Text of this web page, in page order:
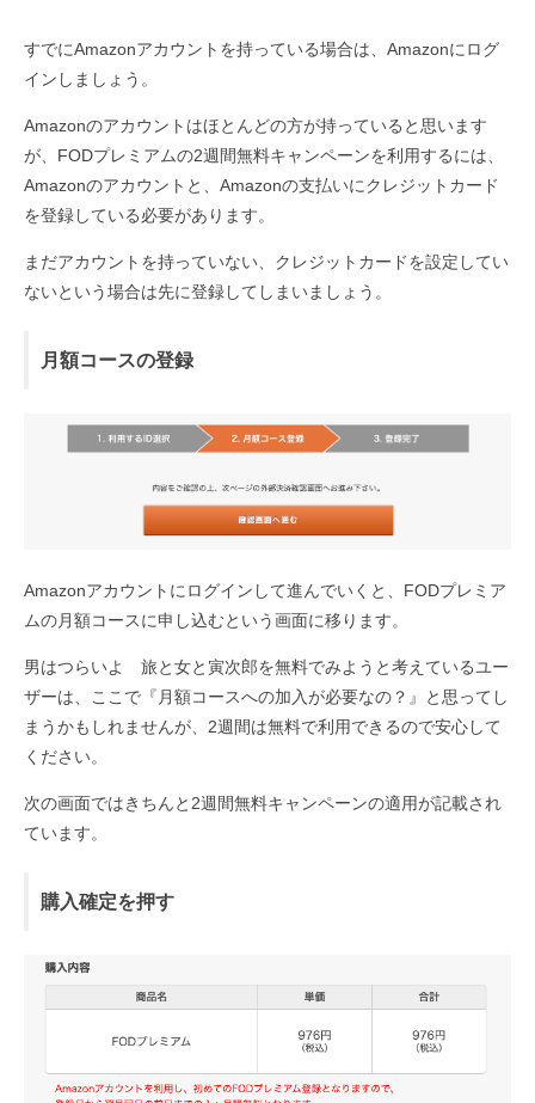
すでにAmazonアカウントを持っている場合は、Amazonにログ
インしましょう。
Amazonのアカウントはほとんどの方が持っていると思います
が、FODプレミアムの2週間無料キャンペーンを利用するには、
Amazonのアカウントと、Amazonの支払いにクレジットカード
を登録している必要があります。
まだアカウントを持っていない、クレジットカードを設定してい
ないという場合は先に登録してしまいましょう。
月額コースの登録
Amazonアカウントにログインして進んでいくと、FODプレミア
ムの月額コースに申し込むという画面に移ります。
男はつらいよ 旅と女と寅次郎を無料でみようと考えているユー
ザーは、ここで『月額コースへの加入が必要なの？』と思ってし
まうかもしれませんが、2週間は無料で利用できるので安心して
ください。
次の画面ではきちんと2週間無料キャンペーンの適用が記載され
ています。
購入確定を押す